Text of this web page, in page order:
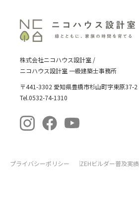
株式会社ニコハウス設計室 /
ニコハウス設計室 一級建築士事務所
〒441-3302 愛知県豊橋市杉山町字東原37-2
Tel.0532-74-1310
プライバシーポリシー ZEHビルダー普及実績